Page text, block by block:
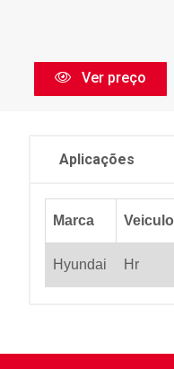
Ver preço
Aplicações
Marca Veiculo
Hyundai Hr